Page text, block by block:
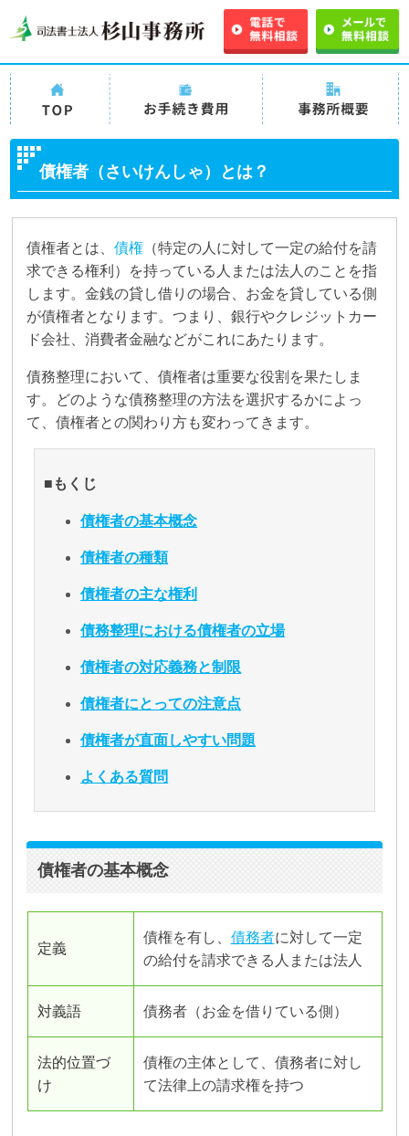
TOPページ
司法書士法人杉山事務
費用・料金
司法書士法人杉山事
債権者（さいけんしゃ）とは？
債権者とは、債権 （特定の人に対して一定の給付を請
求できる権利）を持っている人または法人のことを指
します。金銭の貸し借りの場合、お金を貸している側
が債権者となります。つまり、銀行やクレジットカー
ド会社、消費者金融などがこれにあたります。
債務整理において、債権者は重要な役割を果たしま
す。どのような債務整理の方法を選択するかによっ
て、債権者との関わり方も変わってきます。
■もくじ
債権者の基本概念
債権者の種類
債権者の主な権利
債務整理における債権者の立場
債権者の対応義務と制限
債権者にとっての注意点
債権者が直面しやすい問題
よくある質問
債権者の基本概念
定義
債権を有し、 債務者に対して一定
の給付を請求できる人または法人
対義語 債務者（お金を借りている側）
法的位置づ
け
債権の主体として、債務者に対し
て法律上の請求権を持つ